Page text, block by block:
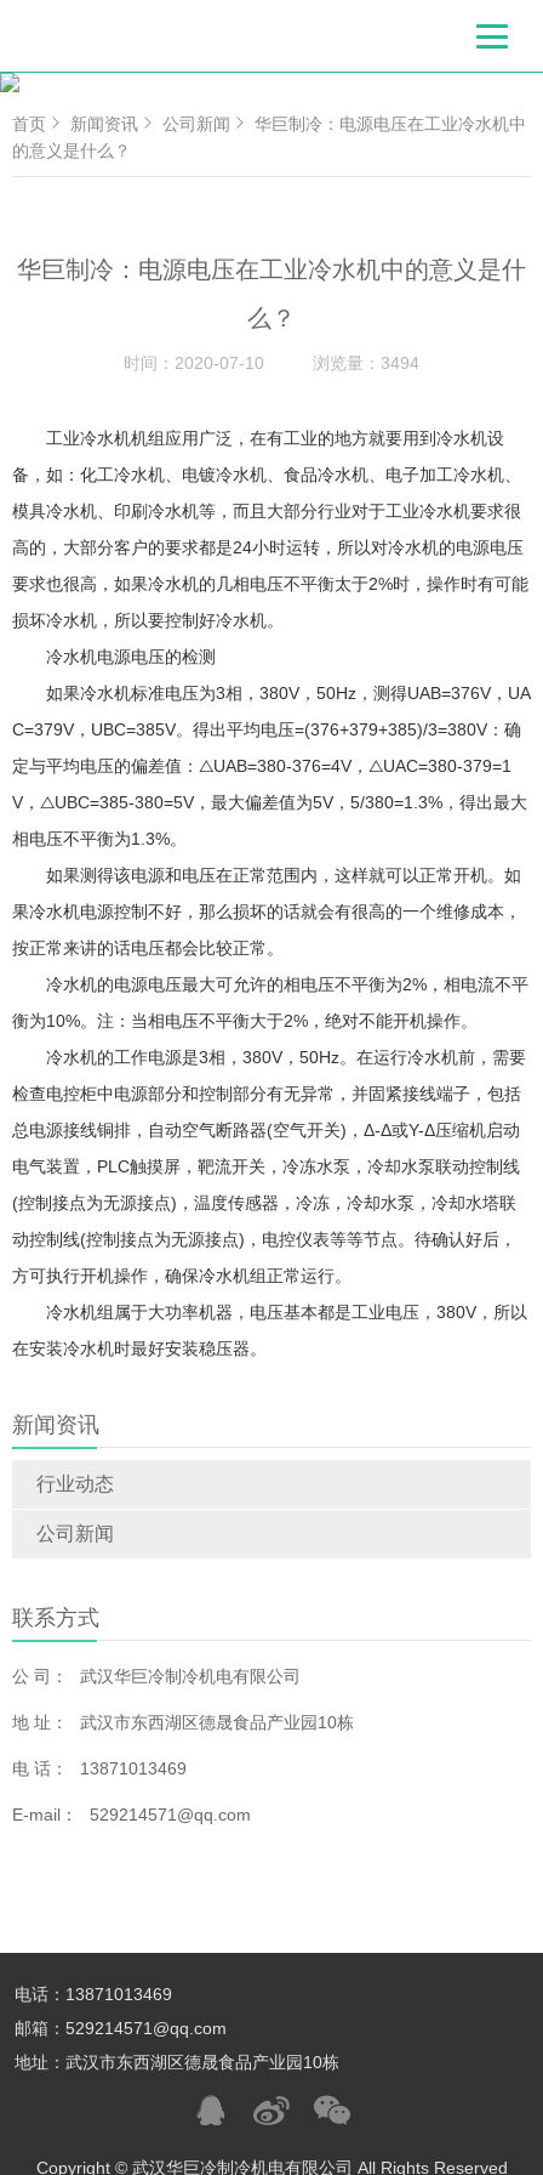
新闻资讯
行业动态
公司新闻
联系方式
公 司： 武汉华巨冷制冷机电有限公司
地 址： 武汉市东西湖区德晟食品产业园10栋
电 话： 13871013469
E-mail： 529214571@qq.com
首页 新闻资讯 公司新闻
华巨制冷：电源电压在工业冷水机中
的意义是什么？
华巨制冷：电源电压在工业冷水机中的意义是什
么？
时间： 2020-07-10 浏览量： 3494
工业冷水机机组应用广泛，在有工业的地方就要用到冷水机设
备，如：化工冷水机、电镀冷水机、食品冷水机、电子加工冷水机、
模具冷水机、印刷冷水机等，而且大部分行业对于工业冷水机要求很
高的，大部分客户的要求都是24小时运转，所以对冷水机的电源电压
要求也很高，如果冷水机的几相电压不平衡太于2%时，操作时有可能
损坏冷水机，所以要控制好冷水机。
冷水机电源电压的检测
如果冷水机标准电压为3相，380V，50Hz，测得UAB=376V，UA
C=379V，UBC=385V。得出平均电压=(376+379+385)/3=380V：确
定与平均电压的偏差值：△UAB=380-376=4V，△UAC=380-379=1
V，△UBC=385-380=5V，最大偏差值为5V，5/380=1.3%，得出最大
相电压不平衡为1.3%。
如果测得该电源和电压在正常范围内，这样就可以正常开机。如
果冷水机电源控制不好，那么损坏的话就会有很高的一个维修成本，
按正常来讲的话电压都会比较正常。
冷水机的电源电压最大可允许的相电压不平衡为2%，相电流不平
衡为10%。注：当相电压不平衡大于2%，绝对不能开机操作。
冷水机的工作电源是3相，380V，50Hz。在运行冷水机前，需要
检查电控柜中电源部分和控制部分有无异常，并固紧接线端子，包括
总电源接线铜排，自动空气断路器(空气开关)，Δ-Δ或Y-Δ压缩机启动
电气装置，PLC触摸屏，靶流开关，冷冻水泵，冷却水泵联动控制线
(控制接点为无源接点)，温度传感器，冷冻，冷却水泵，冷却水塔联
动控制线(控制接点为无源接点)，电控仪表等等节点。待确认好后，
方可执行开机操作，确保冷水机组正常运行。
冷水机组属于大功率机器，电压基本都是工业电压，380V，所以
在安装冷水机时最好安装稳压器。
电话：13871013469
邮箱：529214571@qq.com
地址：武汉市东西湖区德晟食品产业园10栋
Copyright © 武汉华巨冷制冷机电有限公司 All Rights Reserved